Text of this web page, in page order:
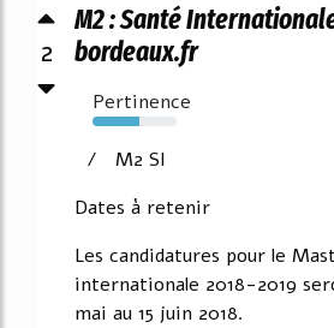
2
M2 : Santé
bordeaux.fr
Pertinence
55%
/ M2 SI
Dates à retenir
Les candidatures pour le
internationale 2018-2019
mai au 15 juin 2018.